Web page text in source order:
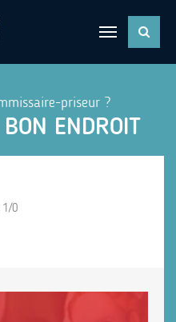
priseur ?
ENDROIT
1/0